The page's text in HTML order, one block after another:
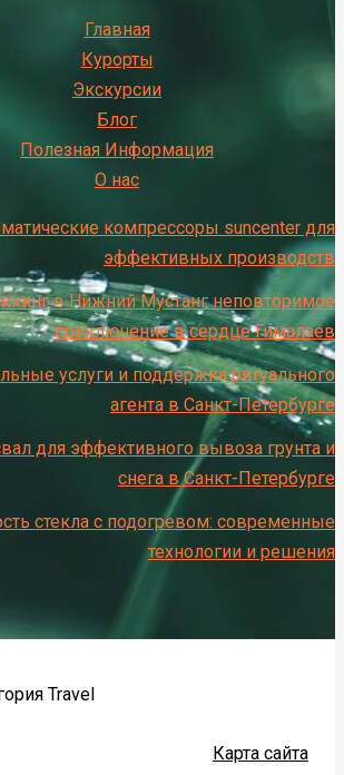
Главная
Курорты
Экскурсии
Блог
Полезная Информация
О нас
компрессоры suncenter для
эффективных производств
в Нижний Мустанг неповторимое
приключение в сердце Гималаев
услуги и поддержка ритуального
агента в Санкт-Петербурге
для эффективного вывоза грунта и
снега в Санкт-Петербурге
стекла с подогревом: современные
технологии и решения
Travel
Карта сайта